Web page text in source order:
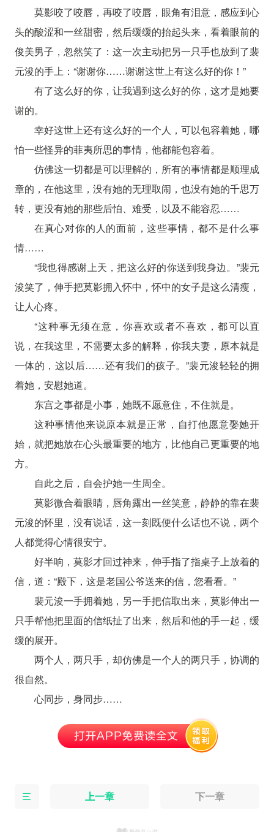
莫影咬了咬唇，再咬了咬唇，眼角有泪意，感应到心
头的酸涩和一丝甜密，然后缓缓的抬起头来，看着眼前的
俊美男子，忽然笑了：这一次主动把另一只手也放到了裴
元浚的手上：“谢谢你……谢谢这世上有这么好的你！”
有了这么好的你，让我遇到这么好的你，这才是她要
谢的。
幸好这世上还有这么好的一个人，可以包容着她，哪
怕一些怪异的菲夷所思的事情，他都能包容着。
仿佛这一切都是可以理解的，所有的事情都是顺理成
章的，在他这里，没有她的无理取闹，也没有她的千思万
转，更没有她的那些后怕、难受，以及不能容忍……
在真心对你的人的面前，这些事情，都不是什么事
情……
“我也得感谢上天，把这么好的你送到我身边。”裴元
浚笑了，伸手把莫影拥入怀中，怀中的女子是这么清瘦，
让人心疼。
“这种事无须在意，你喜欢或者不喜欢，都可以直
说，在我这里，不需要太多的解释，你我夫妻，原本就是
一体的，这以后……还有我们的孩子。”裴元浚轻轻的拥
着她，安慰她道。
东宫之事都是小事，她既不愿意住，不住就是。
这种事情他来说原本就是正常，自打他愿意娶她开
始，就把她放在心头最重要的地方，比他自己更重要的地
方。
自此之后，自会护她一生周全。
莫影微合着眼睛，唇角露出一丝笑意，静静的靠在裴
元浚的怀里，没有说话，这一刻既便什么话也不说，两个
人都觉得心情很安宁。
好半响，莫影才回过神来，伸手指了指桌子上放着的
信，道：“殿下，这是老国公爷送来的信，您看看。”
裴元浚一手拥着她，另一手把信取出来，莫影伸出一
只手帮他把里面的信纸扯了出来，然后和他的手一起，缓
缓的展开。
两个人，两只手，却仿佛是一个人的两只手，协调的
很自然。
心同步，身同步……
上一章 下一章